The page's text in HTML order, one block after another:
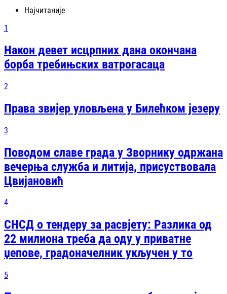
Најчитаније
1
Након девет исцрпних дана окончана
борба требињских ватрогасаца
2
Права звијер уловљена у Билећком језеру
3
Поводом славе града у Зворнику одржана
вечерња служба и литија, присуствовала
Цвијановић
4
СНСД о тендеру за расвјету: Разлика од
22 милиона треба да оду у приватне
џепове, градоначелник укључен у то
5